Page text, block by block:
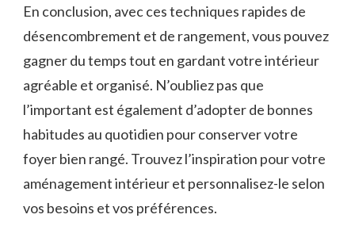
En conclusion, avec ces techniques rapides de
désencombrement et de rangement, vous pouvez
gagner du temps tout en gardant votre intérieur
agréable et organisé. N’oubliez pas que
l’important est également d’adopter de bonnes
habitudes au quotidien pour conserver votre
foyer bien rangé. Trouvez l’inspiration pour votre
aménagement intérieur et personnalisez-le selon
vos besoins et vos préférences.